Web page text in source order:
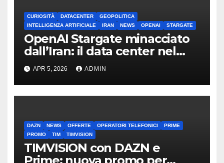
CURIOSITÀ DATACENTER
GEOPOLITICA
INTELLIGENZA ARTIFICIALE
IRAN NEWS OPENAI STARGATE
OpenAI Stargate minacciato
dall’Iran: il data center nel
mirino
APR 5, 2026 ADMIN
DAZN NEWS OFFERTE OPERATORI TELEFONICI
PRIME
PROMO
TIM TIMVISION
TIMVISION con DAZN e